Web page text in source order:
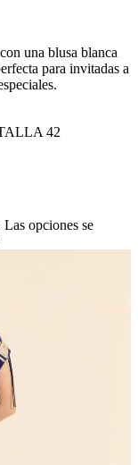
una blusa blanca
para invitadas a
42
opciones se